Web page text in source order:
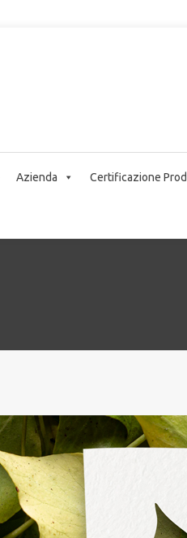
Azienda Certificazione